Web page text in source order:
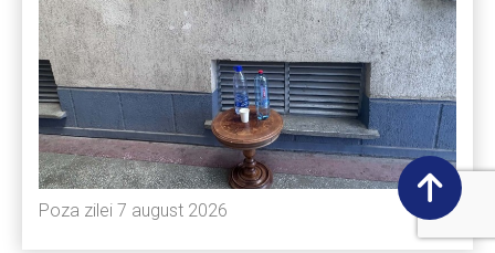
Poza zilei 7 august 2026